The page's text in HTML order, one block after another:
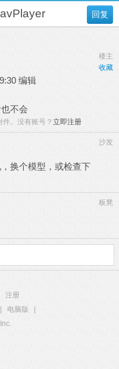
回复
楼主
收藏
编辑
不会
。没有账号？ 立即注册
沙发
换个模型，或检查下
板凳
注册
电脑版